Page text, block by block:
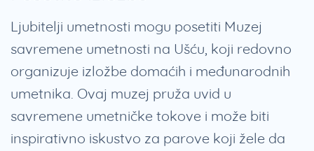
Ljubitelji umetnosti mogu posetiti Muzej
savremene umetnosti na Ušću, koji redovno
organizuje izložbe domaćih i međunarodnih
umetnika. Ovaj muzej pruža uvid u
savremene umetničke tokove i može biti
inspirativno iskustvo za parove koji žele da